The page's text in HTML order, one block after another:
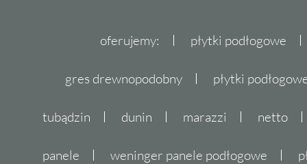
oferujemy: płytki podłogowe
gres drewnopodobny płytki
tubądzin dunin marazzi netto
panele weninger panele podłogowe